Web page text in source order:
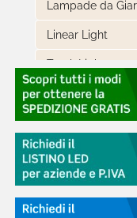
Lampade da
Linear Light
Track Lights
Track Lights
Lampade LED
Piantane
Casa Intelligente
Arredo LED